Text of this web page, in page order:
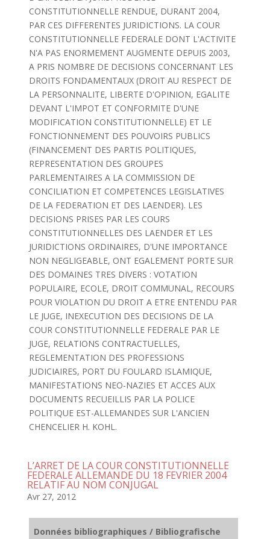
CONSTITUTIONNELLE RENDUE, DURANT 2004,
PAR CES DIFFERENTES JURIDICTIONS. LA COUR
CONSTITUTIONNELLE FEDERALE DONT L'ACTIVITE
N'A PAS ENORMEMENT AUGMENTE DEPUIS 2003,
A PRIS NOMBRE DE DECISIONS CONCERNANT LES
DROITS FONDAMENTAUX (DROIT AU RESPECT DE
LA PERSONNALITE, LIBERTE D'OPINION, EGALITE
DEVANT L'IMPOT ET CONFORMITE D'UNE
MODIFICATION CONSTITUTIONNELLE) ET LE
FONCTIONNEMENT DES POUVOIRS PUBLICS
(FINANCEMENT DES PARTIS POLITIQUES,
REPRESENTATION DES GROUPES
PARLEMENTAIRES A LA COMMISSION DE
CONCILIATION ET COMPETENCES LEGISLATIVES
DE LA FEDERATION ET DES LAENDER). LES
DECISIONS PRISES PAR LES COURS
CONSTITUTIONNELLES DES LAENDER ET LES
JURIDICTIONS ORDINAIRES, D'UNE IMPORTANCE
NON NEGLIGEABLE, ONT EGALEMENT PORTE SUR
DES DOMAINES TRES DIVERS : VOTATION
POPULAIRE, ECOLE, DROIT COMMUNAL, RECOURS
POUR VIOLATION DU DROIT A ETRE ENTENDU PAR
LE JUGE, INEXECUTION DES DECISIONS DE LA
COUR CONSTITUTIONNELLE FEDERALE PAR LE
JUGE, RELATIONS CONTRACTUELLES,
REGLEMENTATION DES PROFESSIONS
JUDICIAIRES, PORT DU FOULARD ISLAMIQUE,
MANIFESTATIONS NEO-NAZIES ET ACCES AUX
DOCUMENTS RECUEILLIS PAR LA POLICE
POLITIQUE EST-ALLEMANDES SUR L'ANCIEN
CHENCELIER H. KOHL.
L’ARRET DE LA COUR CONSTITUTIONNELLE
FEDERALE ALLEMANDE DU 18 FEVRIER 2004
RELATIF AU NOM CONJUGAL
Avr 27, 2012
Données bibliographiques / Bibliografische